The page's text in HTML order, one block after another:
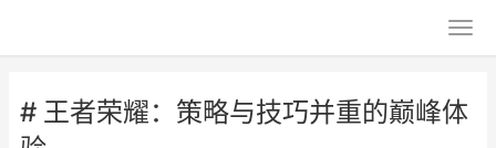
# 王者荣耀：策略与技巧并重的巅峰体